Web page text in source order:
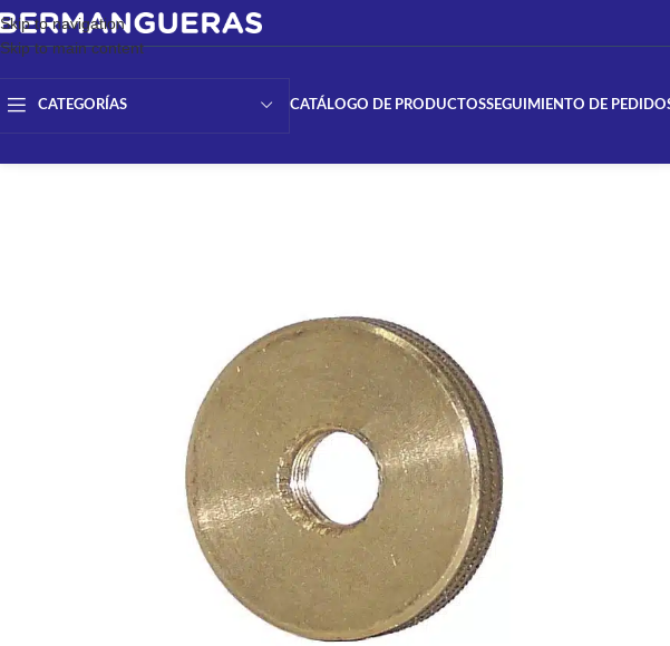
Skip to navigation
Skip to main content
CATEGORÍAS CATÁLOGO DE PRODUCTOSSEGUIMIENTO DE